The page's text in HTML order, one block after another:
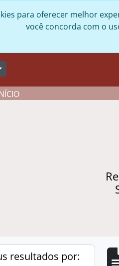
para oferecer melhor
você concorda com o
resultados por: